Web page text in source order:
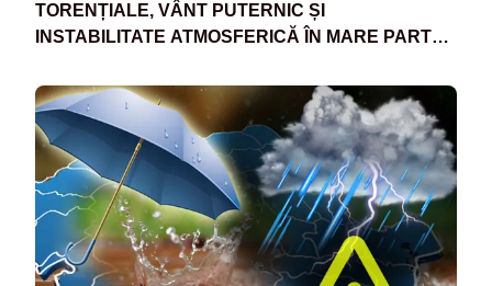
TORENȚIALE, VÂNT PUTERNIC ȘI
INSTABILITATE ATMOSFERICĂ ÎN MARE PARTE